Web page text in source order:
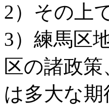
2）その上
3）練馬区
区の諸政
は多大な